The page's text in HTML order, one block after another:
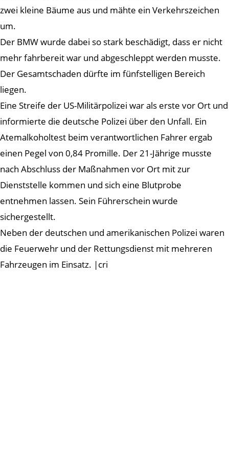
zwei kleine Bäume aus und mähte ein Verkehrszeichen
um.
Der BMW wurde dabei so stark beschädigt, dass er nicht
mehr fahrbereit war und abgeschleppt werden musste.
Der Gesamtschaden dürfte im fünfstelligen Bereich
liegen.
Eine Streife der US-Militärpolizei war als erste vor Ort und
informierte die deutsche Polizei über den Unfall. Ein
Atemalkoholtest beim verantwortlichen Fahrer ergab
einen Pegel von 0,84 Promille. Der 21-Jährige musste
nach Abschluss der Maßnahmen vor Ort mit zur
Dienststelle kommen und sich eine Blutprobe
entnehmen lassen. Sein Führerschein wurde
sichergestellt.
Neben der deutschen und amerikanischen Polizei waren
die Feuerwehr und der Rettungsdienst mit mehreren
Fahrzeugen im Einsatz. |cri